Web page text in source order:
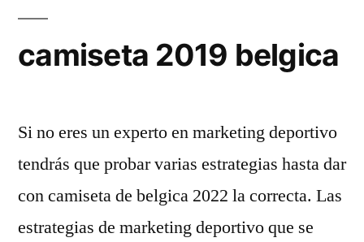
camiseta 2019 belgica
Si no eres un experto en marketing deportivo
tendrás que probar varias estrategias hasta dar
con camiseta de belgica 2022 la correcta. Las
estrategias de marketing deportivo que se